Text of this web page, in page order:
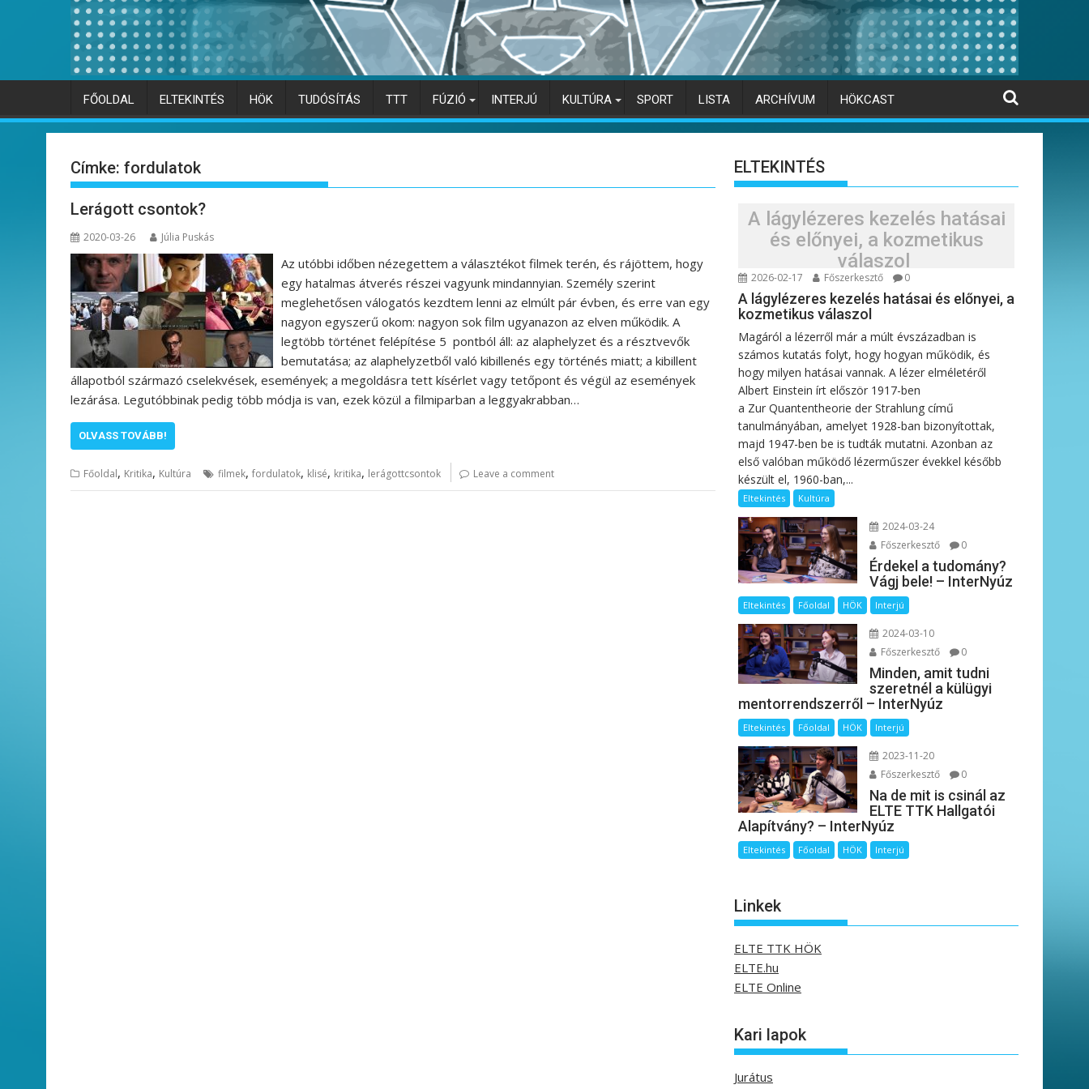
FŐOLDAL ELTEKINTÉS HÖK TUDÓSÍTÁS TTT FÚZIÓ INTERJÚ KULTÚRA SPORT LISTA ARCHÍVUM HÖKCAST
Címke: fordulatok
Lerágott csontok?
2020-03-26 Júlia Puskás
Az utóbbi időben nézegettem a választékot filmek terén, és rájöttem, hogy
egy hatalmas átverés részei vagyunk mindannyian. Személy szerint
meglehetősen válogatós kezdtem lenni az elmúlt pár évben, és erre van egy
nagyon egyszerű okom: nagyon sok film ugyanazon az elven működik. A
legtöbb történet felépítése 5 pontból áll: az alaphelyzet és a résztvevők
bemutatása; az alaphelyzetből való kibillenés egy történés miatt; a kibillent
állapotból származó cselekvések, események; a megoldásra tett kísérlet vagy tetőpont és végül az események
lezárása. Legutóbbinak pedig több módja is van, ezek közül a filmiparban a leggyakrabban…
OLVASS TOVÁBB!
Főoldal, Kritika, Kultúra filmek, fordulatok, klisé, kritika, lerágottcsontok Leave a comment
ELTEKINTÉS
A lágylézeres kezelés hatásai
és előnyei, a kozmetikus
válaszol
2026-02-17 Főszerkesztő 0
A lágylézeres kezelés hatásai és előnyei, a
kozmetikus válaszol
Magáról a lézerről már a múlt évszázadban is
számos kutatás folyt, hogy hogyan működik, és
hogy milyen hatásai vannak. A lézer elméletéről
Albert Einstein írt először 1917-ben
a Zur Quantentheorie der Strahlung című
tanulmányában, amelyet 1928-ban bizonyítottak,
majd 1947-ben be is tudták mutatni. Azonban az
első valóban működő lézerműszer évekkel később
készült el, 1960-ban,...
Eltekintés Kultúra
2024-03-24
Főszerkesztő
0
Érdekel a tudomány?
Vágj bele! – InterNyúz
Eltekintés Főoldal HÖK Interjú
2024-03-10
Főszerkesztő
0
Minden, amit tudni
szeretnél a külügyi
mentorrendszerről – InterNyúz
Eltekintés Főoldal HÖK Interjú
2023-11-20
Főszerkesztő
0
Na de mit is csinál az
ELTE TTK Hallgatói
Alapítvány? – InterNyúz
Eltekintés Főoldal HÖK Interjú
Linkek
ELTE TTK HÖK
ELTE.hu
ELTE Online
Kari lapok
Jurátus